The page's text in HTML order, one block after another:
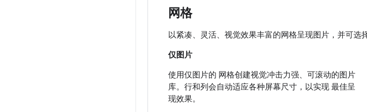
网格
以紧凑、灵活、视觉效果丰富的网格呈现图片，并可选
仅图片
使用仅图片的 网格创建视觉冲击力强、可滚动的图片
库。行和列会自动适应各种屏幕尺寸，以实现 最佳呈
现效果。